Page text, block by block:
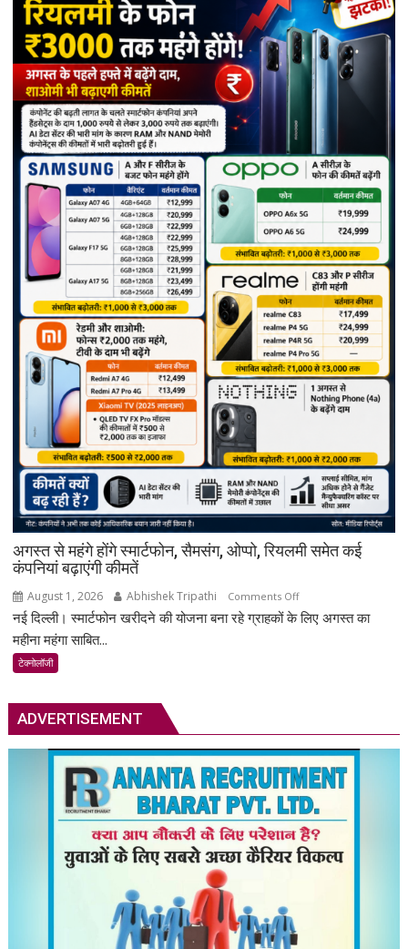
अब
कॉल
खत्म
5-
स्टार
रेटिंग,
नेटवर्क
सुधारने
में
मिलेगी
मदद
अगस्त से महंगे होंगे स्मार्टफोन, सैमसंग, ओप्पो, रियलमी समेत कई
कंपनियां बढ़ाएंगी कीमतें
August 1, 2026 Abhishek Tripathi Comments Offon
अगस्त
ओप्पो,
रियलमी
समेत
कई
कंपनियां
बढ़ाएंगी
कीमतें
नई दिल्ली। स्मार्टफोन खरीदने की योजना बना रहे ग्राहकों के लिए अगस्त का
महीना महंगा साबित...
टेक्नोलॉजी
ADVERTISEMENT